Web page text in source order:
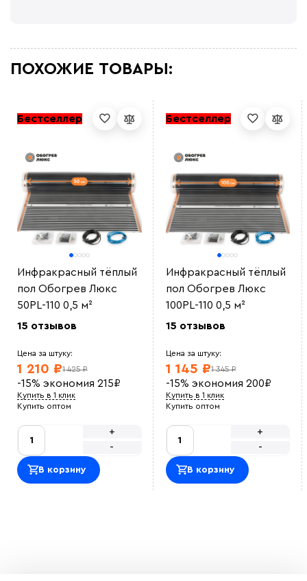
ПОХОЖИЕ ТОВАРЫ:
Бестселлер
Инфракрасный тёплый
пол Обогрев Люкс
50PL-110 0,5 м²
15 отзывов
Цена за штуку:
1 425 ₽
1 210 ₽
-15% экономия 215₽
Купить в 1 клик
Купить оптом
-
+
В корзину
Бестселлер
Инфракрасный тёплый
пол Обогрев Люкс
100PL-110 0,5 м²
15 отзывов
Цена за штуку:
1 345 ₽
1 145 ₽
-15% экономия 200₽
Купить в 1 клик
Купить оптом
-
+
В корзину